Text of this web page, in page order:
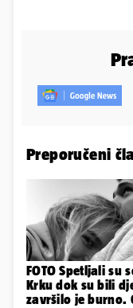
Preporučeni
FOTO Spetljali su
Krku dok su bili
završilo je burno.